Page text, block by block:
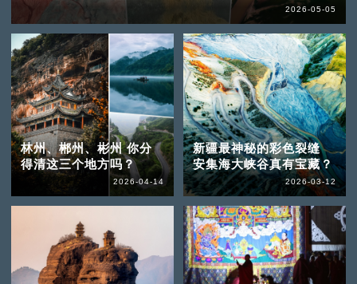
2026-05-05
林州、郴州、彬州 你分
得清这三个地方吗？
2026-04-14
新疆最神秘的彩色裂缝
安集海大峡谷真有宝藏？
2026-03-12